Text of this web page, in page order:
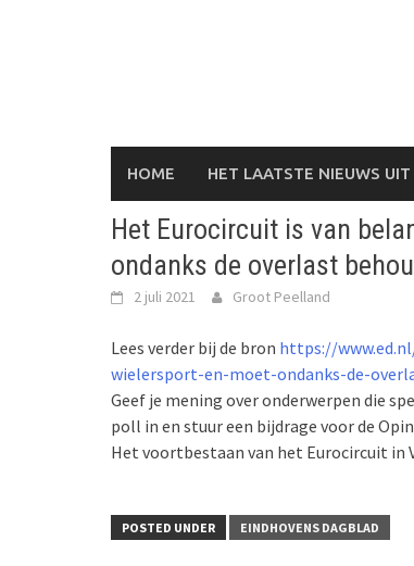
HOME HET LAATSTE NIEUWS
Het Eurocircuit is van
ondanks de overlast
2 juli 2021 Groot Peelland
Lees verder bij de bron https://
wielersport-en-moet-ondanks-de-
Geef je mening over onderwerpen die
poll in en stuur een bijdrage voor de
Het voortbestaan van het Eurocircuit in
POSTED UNDER EINDHOVENS DAGBLAD